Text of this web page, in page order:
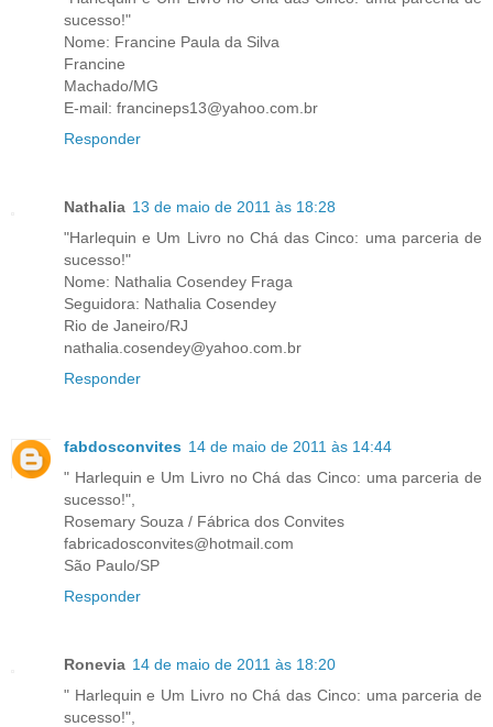
sucesso!"
Nome: Francine Paula da Silva
Francine
Machado/MG
E-mail: francineps13@yahoo.com.br
Responder
Nathalia 13 de maio de 2011 às 18:28
"Harlequin e Um Livro no Chá das Cinco: uma parceria de
sucesso!"
Nome: Nathalia Cosendey Fraga
Seguidora: Nathalia Cosendey
Rio de Janeiro/RJ
nathalia.cosendey@yahoo.com.br
Responder
fabdosconvites 14 de maio de 2011 às 14:44
" Harlequin e Um Livro no Chá das Cinco: uma parceria de
sucesso!",
Rosemary Souza / Fábrica dos Convites
fabricadosconvites@hotmail.com
São Paulo/SP
Responder
Ronevia 14 de maio de 2011 às 18:20
" Harlequin e Um Livro no Chá das Cinco: uma parceria de
sucesso!",